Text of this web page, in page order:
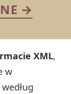
→
XML,
w